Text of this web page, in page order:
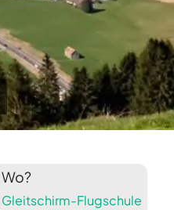
Wo?
Gleitschirm-Flugschule